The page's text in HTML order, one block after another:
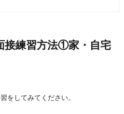
接練習方法①家・自宅
をしてみてください。